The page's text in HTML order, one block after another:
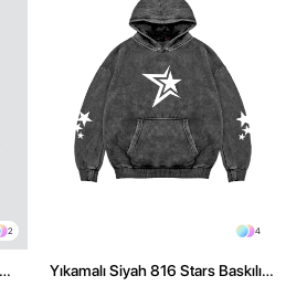
2 4
Yıkamalı Siyah 816 Stars Baskılı